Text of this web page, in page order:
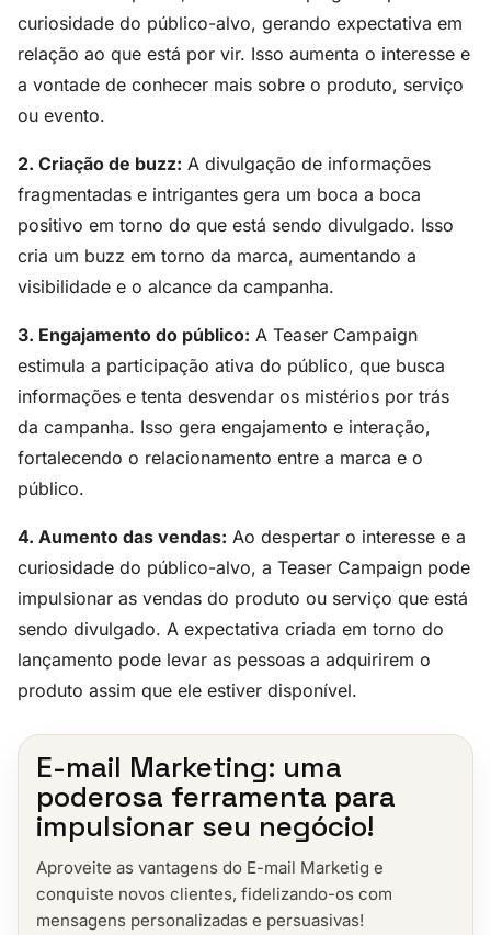
curiosidade do público-alvo, gerando expectativa em
relação ao que está por vir. Isso aumenta o interesse e
a vontade de conhecer mais sobre o produto, serviço
ou evento.
2. Criação de buzz: A divulgação de informações
fragmentadas e intrigantes gera um boca a boca
positivo em torno do que está sendo divulgado. Isso
cria um buzz em torno da marca, aumentando a
visibilidade e o alcance da campanha.
3. Engajamento do público: A Teaser Campaign
estimula a participação ativa do público, que busca
informações e tenta desvendar os mistérios por trás
da campanha. Isso gera engajamento e interação,
fortalecendo o relacionamento entre a marca e o
público.
4. Aumento das vendas: Ao despertar o interesse e a
curiosidade do público-alvo, a Teaser Campaign pode
impulsionar as vendas do produto ou serviço que está
sendo divulgado. A expectativa criada em torno do
lançamento pode levar as pessoas a adquirirem o
produto assim que ele estiver disponível.
E-mail Marketing: uma
poderosa ferramenta para
impulsionar seu negócio!
Aproveite as vantagens do E-mail Marketig e
conquiste novos clientes, fidelizando-os com
mensagens personalizadas e persuasivas!